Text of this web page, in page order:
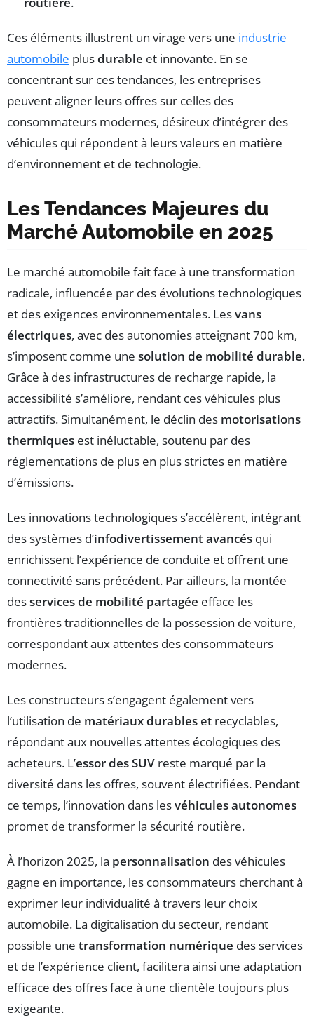
Ces éléments illustrent un virage vers une industrie
automobile plusdurable et innovante. En se
concentrant sur ces tendances, les entreprises
peuvent aligner leurs offres sur celles des
consommateurs modernes, désireux d’intégrer des
véhicules qui répondent à leurs valeurs en matière
d’environnement et de technologie.
Les Tendances Majeures du
Marché Automobile en 2025
Le marché automobile fait face à une transformation
radicale, influencée par des évolutions technologiques
et des exigences environnementales. Lesvans
électriques, avec des autonomies atteignant 700 km,
s’imposent comme une solution de mobilité durable.
Grâce à des infrastructures de recharge rapide, la
accessibilité s’améliore, rendant ces véhicules plus
attractifs. Simultanément, le déclin des motorisations
thermiques est inéluctable, soutenu par des
réglementations de plus en plus strictes en matière
d’émissions.
Les innovations technologiques s’accélèrent, intégrant
des systèmes d’infodivertissement avancés qui
enrichissent l’expérience de conduite et offrent une
connectivité sans précédent. Par ailleurs, la montée
desservices de mobilité partagée efface les
frontières traditionnelles de la possession de voiture,
correspondant aux attentes des consommateurs
modernes.
Les constructeurs s’engagent également vers
l’utilisation de matériaux durables et recyclables,
répondant aux nouvelles attentes écologiques des
acheteurs. L’essor des SUV reste marqué par la
diversité dans les offres, souvent électrifiées. Pendant
ce temps, l’innovation dans lesvéhicules autonomes
promet de transformer la sécurité routière.
À l’horizon 2025, la personnalisation des véhicules
gagne en importance, les consommateurs cherchant à
exprimer leur individualité à travers leur choix
automobile. La digitalisation du secteur, rendant
possible une transformation numérique des services
et de l’expérience client, facilitera ainsi une adaptation
efficace des offres face à une clientèle toujours plus
exigeante.